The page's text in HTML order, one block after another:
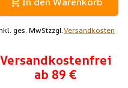
ges. MwStzzgl.Versandkosten
Versandkostenfrei
ab 89 €